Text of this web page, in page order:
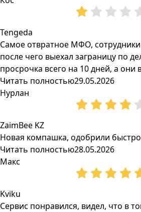
Tengeda
Самое отвратное МФО,
после чего выехал заграницу по
просрочка всего на 10 дней, а они
Читать полностью29.05.2026
Нурлан
ZaimBee KZ
Новая компашка, одобрили быстро
Читать полностью28.05.2026
Макс
Kviku
Сервис понравился, видел, что в